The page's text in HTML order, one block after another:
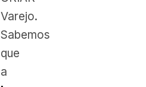
Varejo.
Sabemos
que
a